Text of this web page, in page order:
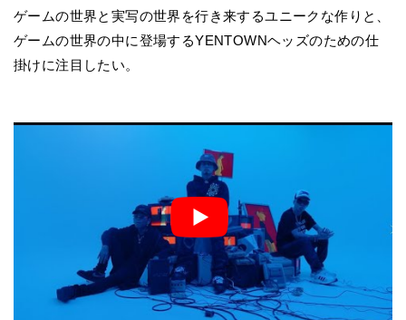
ゲームの世界と実写の世界を行き来するユニークな作りと、
ゲームの世界の中に登場するYENTOWNヘッズのための仕
掛けに注目したい。